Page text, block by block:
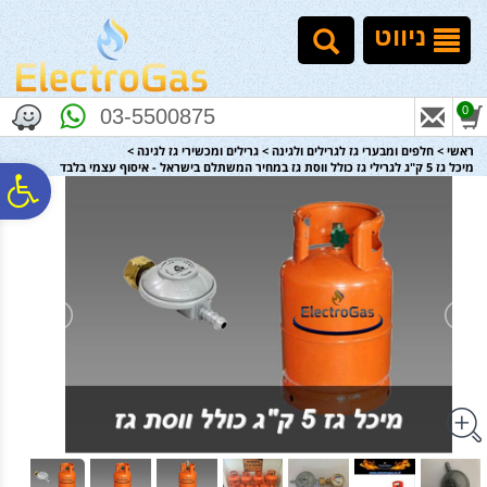
נגישות
אתר
המרכזי
ניווט
03-5500875 0
ראשי > חלפים ומבערי גז לגרילים ולגינה > גרילים ומכשירי גז לגינה >
מיכל גז 5 ק"ג לגרילי גז כולל ווסת גז במחיר המשתלם בישראל - איסוף עצמי בלבד